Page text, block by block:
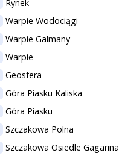
Rynek
Warpie Wodociągi
Warpie Galmany
Warpie
Geosfera
Góra Piasku Kaliska
Góra Piasku
Szczakowa Polna
Szczakowa Osiedle Gagarina